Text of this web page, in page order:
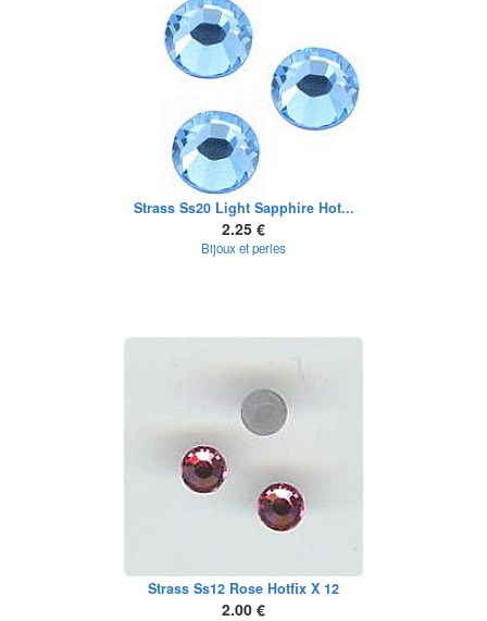
Strass Ss20 Light Sapphire Hot...
2.25 €
Bijoux et perles
Strass Ss12 Rose Hotfix X 12
2.00 €